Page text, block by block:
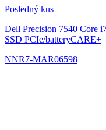
Posledný kus
Dell Precision 7540 Core
SSD PCIe/batteryCARE+
NNR7-MAR06598